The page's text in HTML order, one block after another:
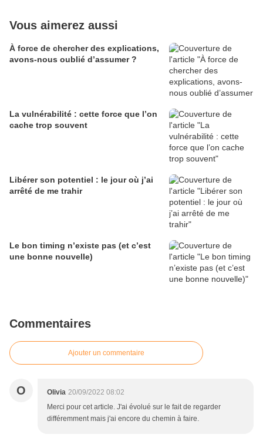
Vous aimerez aussi
À force de chercher des explications,
avons-nous oublié d’assumer ?
La vulnérabilité : cette force que l’on
cache trop souvent
Libérer son potentiel : le jour où j’ai
arrêté de me trahir
Le bon timing n’existe pas (et c’est
une bonne nouvelle)
Commentaires
Ajouter un commentaire
O Olivia 20/09/2022 08:02
Merci pour cet article. J'ai évolué sur le fait de regarder
différemment mais j'ai encore du chemin à faire.